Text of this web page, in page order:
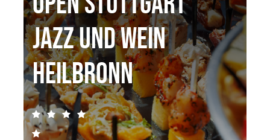
Jazz und Wein
Heilbronn